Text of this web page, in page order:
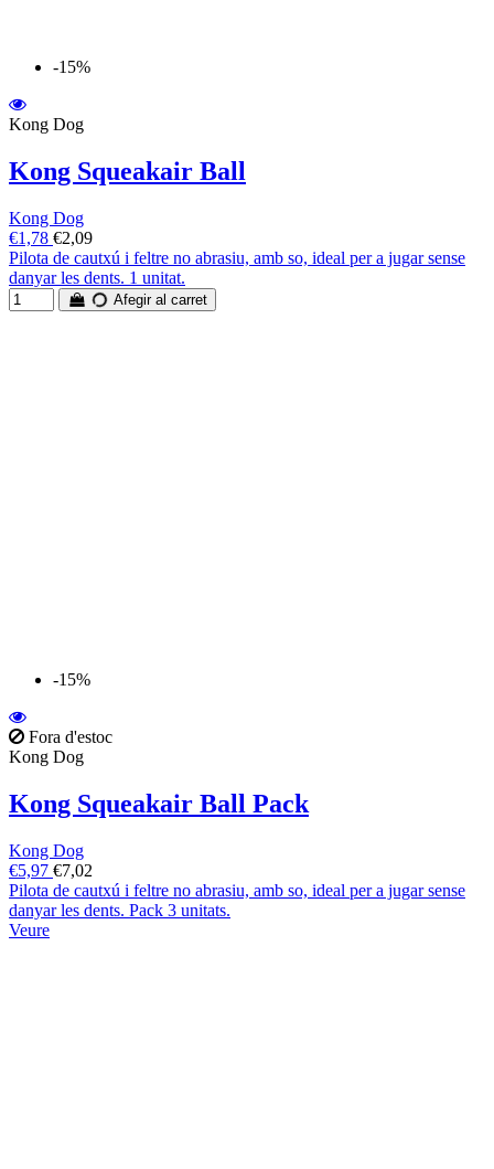
-15%
Kong Dog
Kong Squeakair Ball
Kong Dog
€1,78 €2,09
Pilota de cautxú i feltre no abrasiu, amb so, ideal per a jugar sense
danyar les dents. 1 unitat.
Afegir al carret
-15%
Fora d'estoc
Kong Dog
Kong Squeakair Ball Pack
Kong Dog
€5,97 €7,02
Pilota de cautxú i feltre no abrasiu, amb so, ideal per a jugar sense
danyar les dents. Pack 3 unitats.
Veure